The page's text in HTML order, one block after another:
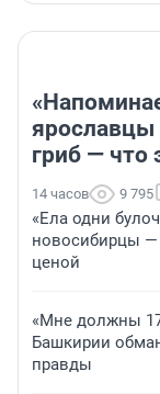
гриб — что
14 часов 9 795
«Ела одни
новосибирцы —
ценой
«Мне должны
Башкирии
правды